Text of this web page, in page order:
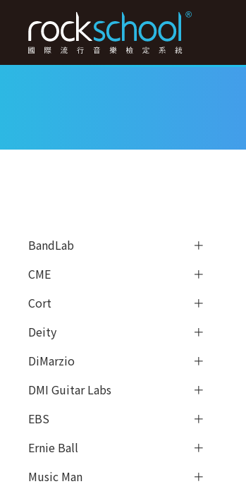
BandLab
CME
Cort
Deity
DiMarzio
DMI Guitar Labs
EBS
Ernie Ball
Music Man